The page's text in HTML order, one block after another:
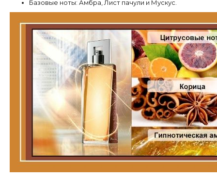
Базовые ноты: Амбра, Лист пачули и Мускус.